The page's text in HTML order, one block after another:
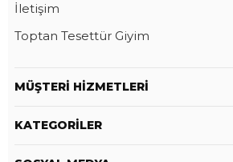
İletişim
Toptan Tesettür Giyim
MÜŞTERI HIZMETLERI
KATEGORILER